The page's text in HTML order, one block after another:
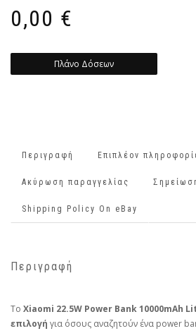
0,00 €
Πλάνο Δόσεων
Περιγραφή Επιπλέον
Ακύρωση παραγγελίας
Shipping Policy On eBay
Περιγραφή
Το Xiaomi 22.5W Power Bank 10000mAh
επιλογή για όσους αναζητούν ένα power